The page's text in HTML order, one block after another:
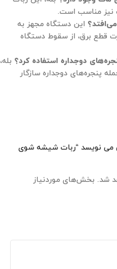
نیز مناسب است.
این دستگاه مجهز به
قطع برق، از سقوط دستگاه
دوجداره استفاده کرد؟ بله،
پنجره‌های دوجداره سازگار
می نویسد “ربات شیشه شوی
شد. بخش‌های موردنیاز